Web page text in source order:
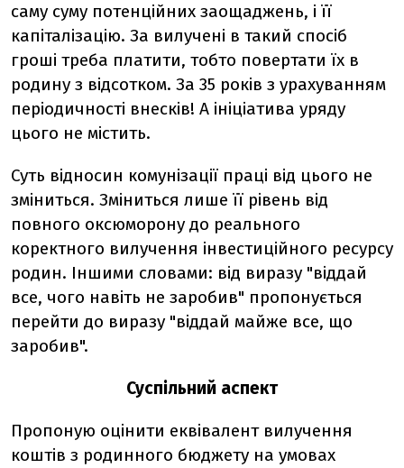
саму суму потенційних заощаджень, і її
капіталізацію. За вилучені в такий спосіб
гроші треба платити, тобто повертати їх в
родину з відсотком. За 35 років з урахуванням
періодичності внесків! А ініціатива уряду
цього не містить.
Суть відносин комунізації праці від цього не
зміниться. Зміниться лише її рівень від
повного оксюморону до реального
коректного вилучення інвестиційного ресурсу
родин. Іншими словами: від виразу "віддай
все, чого навіть не заробив" пропонується
перейти до виразу "віддай майже все, що
заробив".
Суспільний аспект
Пропоную оцінити еквівалент вилучення
коштів з родинного бюджету на умовах